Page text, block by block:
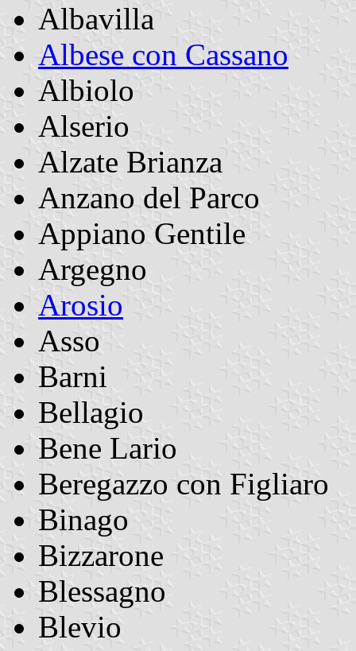
Albavilla
Albese con Cassano
Albiolo
Alserio
Alzate Brianza
Anzano del Parco
Appiano Gentile
Argegno
Arosio
Asso
Barni
Bellagio
Bene Lario
Beregazzo con Figliaro
Binago
Bizzarone
Blessagno
Blevio